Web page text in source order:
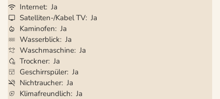
Internet Ja
Satelliten-/Kabel TV Ja
Kaminofen Ja
Wasserblick Ja
Waschmaschine Ja
Trockner Ja
Geschirrspüler Ja
Nichtraucher Ja
Klimafreundlich Ja